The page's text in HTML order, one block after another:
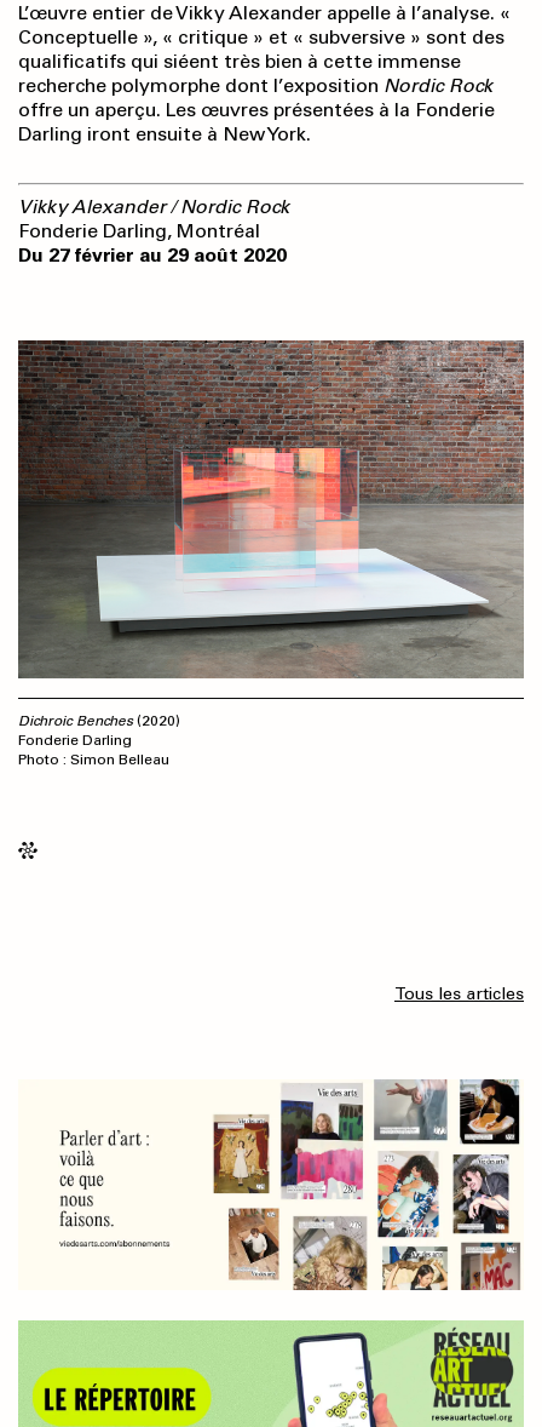
L’œuvre entier de Vikky Alexander appelle à l’analyse. «
Conceptuelle », « critique » et « subversive » sont des
qualificatifs qui siéent très bien à cette immense
recherche polymorphe dont l’exposition Nordic Rock
offre un aperçu. Les œuvres présentées à la Fonderie
Darling iront ensuite à New York.
Vikky Alexander / Nordic Rock
Fonderie Darling, Montréal
Du 27 février au 29 août 2020
Dichroic Benches(2020)
Fonderie Darling
Photo : Simon Belleau
Tous les articles